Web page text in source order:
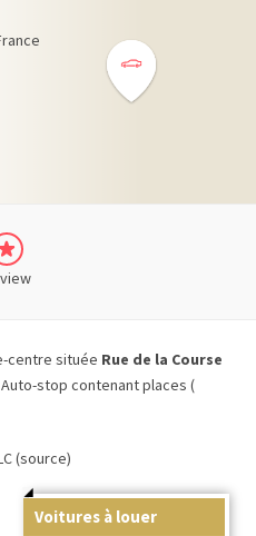
centre située Rue de la Course
stop contenant places (
(source)
Voitures à louer